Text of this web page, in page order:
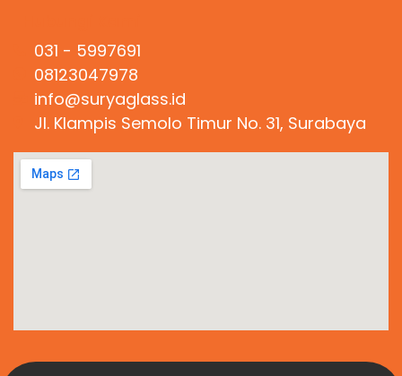
031 - 5997691
08123047978
info@suryaglass.id
Jl. Klampis Semolo Timur No. 31, Surabaya